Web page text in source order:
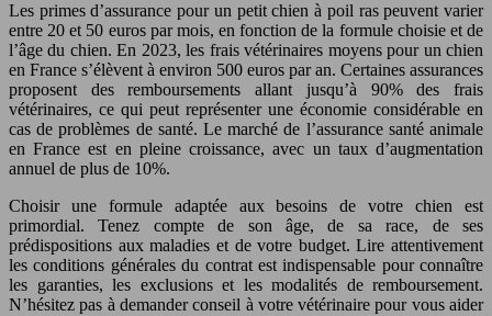
Les primes d’assurance pour un petit chien à poil ras peuvent varier
entre 20 et 50 euros par mois, en fonction de la formule choisie et de
l’âge du chien. En 2023, les frais vétérinaires moyens pour un chien
en France s’élèvent à environ 500 euros par an. Certaines assurances
proposent des remboursements allant jusqu’à 90% des frais
vétérinaires, ce qui peut représenter une économie considérable en
cas de problèmes de santé. Le marché de l’assurance santé animale
en France est en pleine croissance, avec un taux d’augmentation
annuel de plus de 10%.
Choisir une formule adaptée aux besoins de votre chien est
primordial. Tenez compte de son âge, de sa race, de ses
prédispositions aux maladies et de votre budget. Lire attentivement
les conditions générales du contrat est indispensable pour connaître
les garanties, les exclusions et les modalités de remboursement.
N’hésitez pas à demander conseil à votre vétérinaire pour vous aider